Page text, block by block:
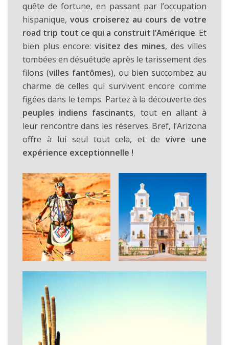
quête de fortune, en passant par l’occupation
hispanique,vous croiserez au cours de votre
road trip tout ce qui a construit l’Amérique. Et
bien plus encore: visitez des mines, des villes
tombées en désuétude après le tarissement des
filons (villes fantômes), ou bien succombez au
charme de celles qui survivent encore comme
figées dans le temps. Partez à la découverte des
peuples indiens fascinants, tout en allant à
leur rencontre dans les réserves. Bref, l’Arizona
offre à lui seul tout cela, et devivre une
expérience exceptionnelle !